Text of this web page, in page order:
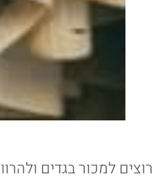
רוצים למכור בגדים